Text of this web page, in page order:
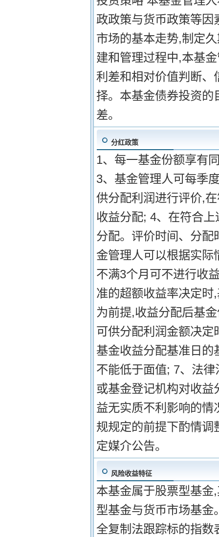
政政策与货币政策等
市场的基本走势,制定
建和管理过程中,本基
利差和相对价值判断、
择。本基金债券投资
差。
分红政策
1、每一基金份额享有
3、基金管理人可每季
供分配利润进行评价,
收益分配; 4、在符合
分配。评价时间、分
金管理人可以根据实
不满3个月可不进行收
准的超额收益率决定
为前提,收益分配后基
可供分配利润金额决
基金收益分配基准日
不能低于面值; 7、法
或基金登记机构对收
益无实质不利影响的
规规定的前提下酌情
定媒介公告。
风险收益特征
本基金属于股票型基
型基金与货币市场基
全复制法跟踪标的指